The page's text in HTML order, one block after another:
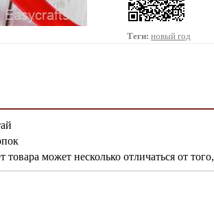
Теги:новый год
товара может несколько отличаться от